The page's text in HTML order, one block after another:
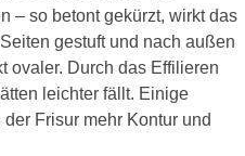
– so betont gekürzt, wirkt das
gestuft und nach außen
ovaler. Durch das Effilieren
leichter fällt. Einige
Frisur mehr Kontur und